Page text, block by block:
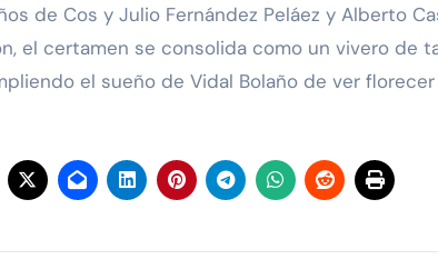
de Cos y Julio Fernández Peláez y Alberto
el certamen se consolida como un vivero de
el sueño de Vidal Bolaño de ver